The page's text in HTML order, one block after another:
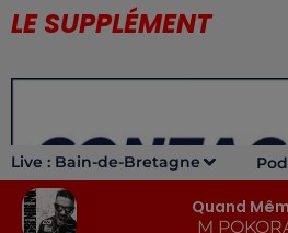
Live : Bain-de-Bretagne
Quand
M
LE SUPPLÉMENT